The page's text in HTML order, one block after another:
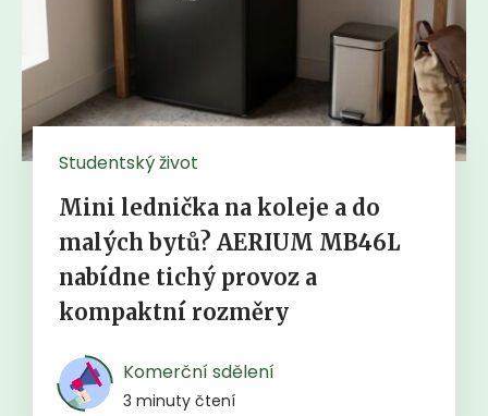
Studentský život
Mini lednička na koleje a do
malých bytů? AERIUM MB46L
nabídne tichý provoz a
kompaktní rozměry
Komerční sdělení
3 minuty čtení